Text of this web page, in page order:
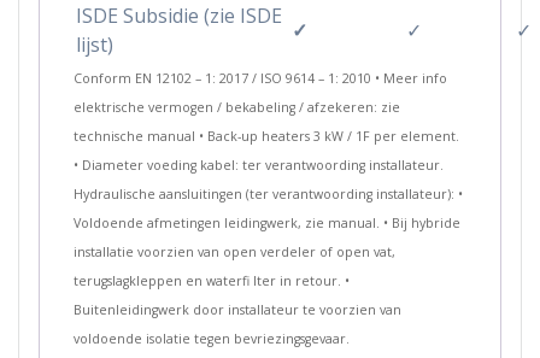
ISDE Subsidie (zie ISDE
lijst)
✓ ✓ ✓
Conform EN 12102 – 1: 2017 / ISO 9614 – 1: 2010 • Meer info
elektrische vermogen / bekabeling / afzekeren: zie
technische manual • Back-up heaters 3 kW / 1F per element.
• Diameter voeding kabel: ter verantwoording installateur.
Hydraulische aansluitingen (ter verantwoording installateur): •
Voldoende afmetingen leidingwerk, zie manual. • Bij hybride
installatie voorzien van open verdeler of open vat,
terugslagkleppen en waterfi lter in retour. •
Buitenleidingwerk door installateur te voorzien van
voldoende isolatie tegen bevriezingsgevaar.